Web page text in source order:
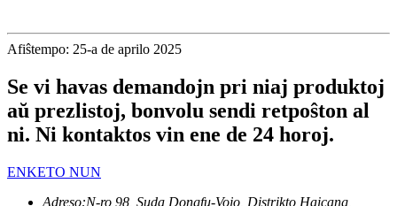
Afiŝtempo: 25-a de aprilo 2025
Se vi havas demandojn pri niaj produktoj
aŭ prezlistoj, bonvolu sendi retpoŝton al
ni. Ni kontaktos vin ene de 24 horoj.
ENKETO NUN
Adreso:N-ro 98, Suda Dongfu-Vojo, Distrikto Haicang,